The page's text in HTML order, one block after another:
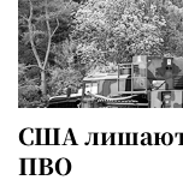
США лишают
ПВО